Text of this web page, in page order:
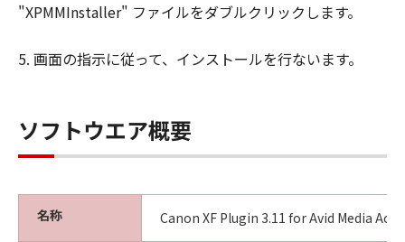
"XPMMInstaller" ファイルをダブルクリックします。
5. 画面の指示に従って、インストールを行ないます。
ソフトウエア概要
名称 Canon XF Plugin 3.11 for Avid Media